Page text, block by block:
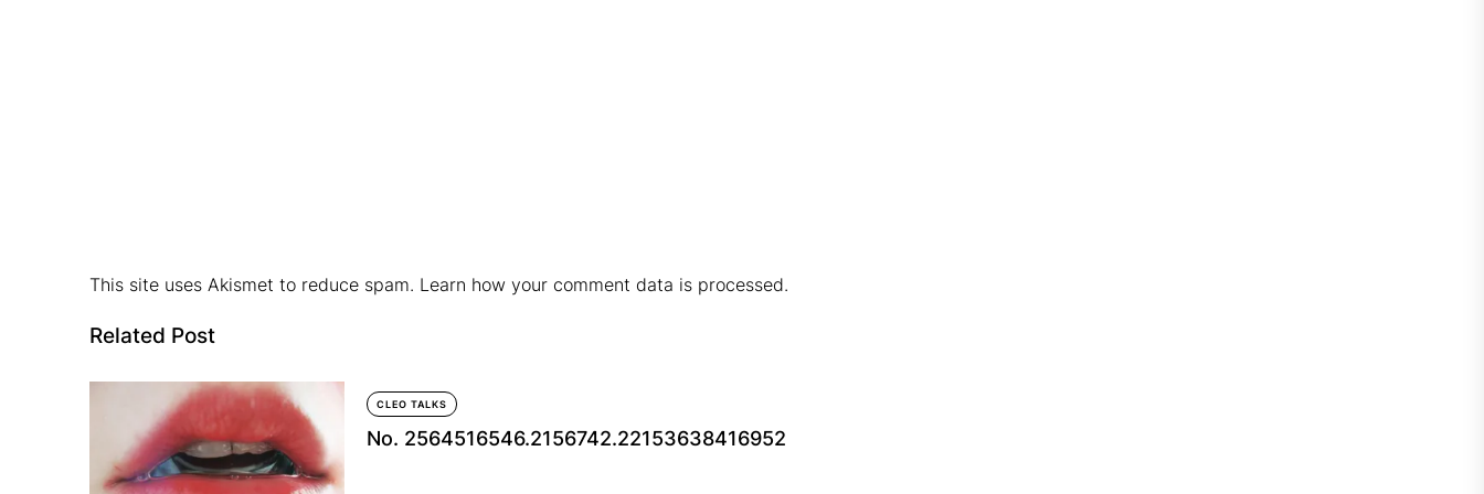
This site uses Akismet to reduce spam. Learn how your comment data is processed.
Related Post
CLEO TALKS
No. 2564516546.2156742.22153638416952